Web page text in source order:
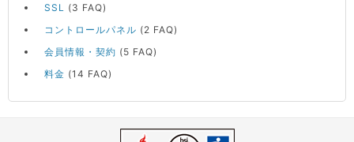
SSL
(3 FAQ)
コントロールパネル (2 FAQ)
会員情報・契約 (5 FAQ)
料金 (14 FAQ)